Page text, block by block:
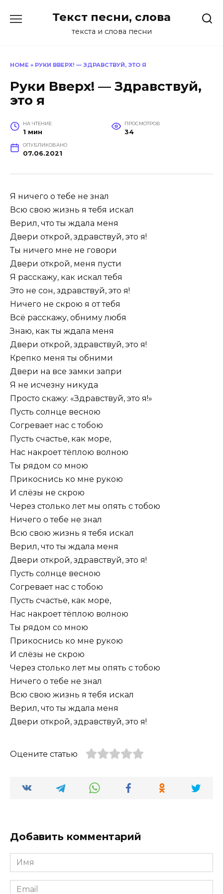
Текст песни, слова
текста и слова песни
HOME » РУКИ ВВЕРХ! — ЗДРАВСТВУЙ, ЭТО Я
Руки Вверх! — Здравствуй,
это я
НА ЧТЕНИЕ
1 мин
ПРОСМОТРОВ
34
ОПУБЛИКОВАНО
07.06.2021
Я ничего о тебе не знал
Всю свою жизнь я тебя искал
Верил, что ты ждала меня
Двери открой, здравствуй, это я!
Ты ничего мне не говори
Двери открой, меня пусти
Я расскажу, как искал тебя
Это не сон, здравствуй, это я!
Ничего не скрою я от тебя
Всё расскажу, обниму любя
Знаю, как ты ждала меня
Двери открой, здравствуй, это я!
Крепко меня ты обними
Двери на все замки запри
Я не исчезну никуда
Просто скажу: «Здравствуй, это я!»
Пусть солнце весною
Согревает нас с тобою
Пусть счастье, как море,
Нас накроет тёплою волною
Ты рядом со мною
Прикоснись ко мне рукою
И слёзы не скрою
Через столько лет мы опять с тобою
Ничего о тебе не знал
Всю свою жизнь я тебя искал
Верил, что ты ждала меня
Двери открой, здравствуй, это я!
Пусть солнце весною
Согревает нас с тобою
Пусть счастье, как море,
Нас накроет тёплою волною
Ты рядом со мною
Прикоснись ко мне рукою
И слёзы не скрою
Через столько лет мы опять с тобою
Ничего о тебе не знал
Всю свою жизнь я тебя искал
Верил, что ты ждала меня
Двери открой, здравствуй, это я!
Оцените статью
Добавить комментарий
Имя
*
Email